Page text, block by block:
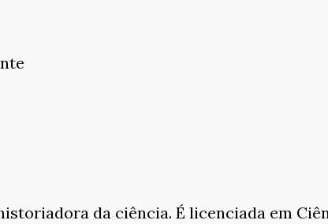
da ciência. É licenciada em